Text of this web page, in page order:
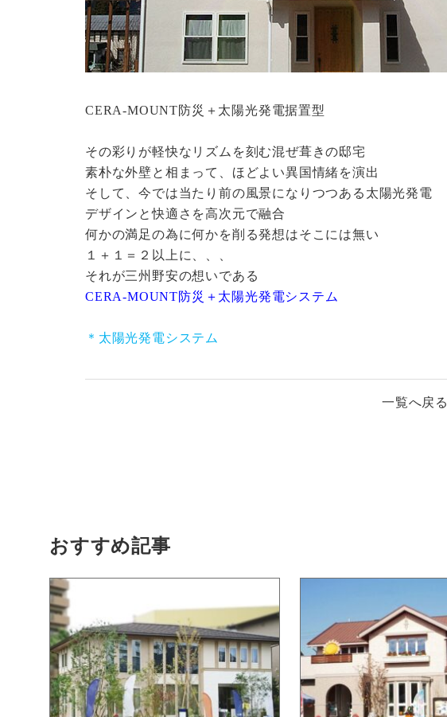
CERA-MOUNT防災＋太陽光発電据置型
その彩りが軽快なリズムを刻む混ぜ葺きの邸宅
素朴な外壁と相まって、ほどよい異国情緒を演出
そして、今では当たり前の風景になりつつある太陽光発電
デザインと快適さを高次元で融合
何かの満足の為に何かを削る発想はそこには無い
１＋１＝２以上に、、、
それが三州野安の想いである
CERA-MOUNT防災＋太陽光発電システム
＊太陽光発電システム
一覧へ戻る
おすすめ記事